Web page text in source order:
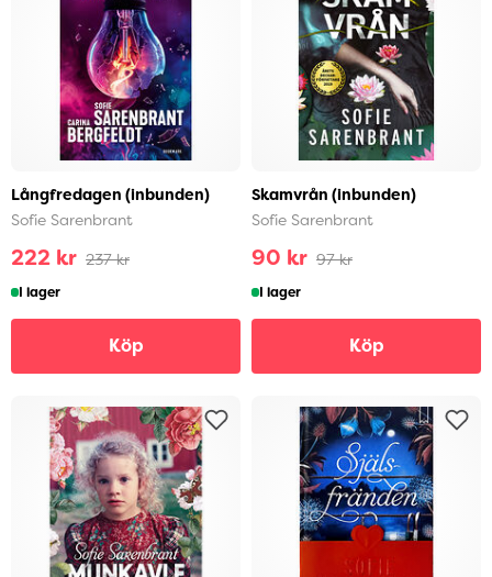
Långfredagen (inbunden)
Sofie Sarenbrant
222 kr 237 kr
I lager
Köp
Skamvrån (inbunden)
Sofie Sarenbrant
90 kr 97 kr
I lager
Köp